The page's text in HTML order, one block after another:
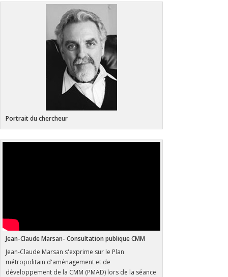
Portrait du chercheur
Jean-Claude Marsan- Consultation publique CMM
Jean-Claude Marsan s'exprime sur le Plan
métropolitain d'aménagement et de
développement de la CMM (PMAD) lors de la séance